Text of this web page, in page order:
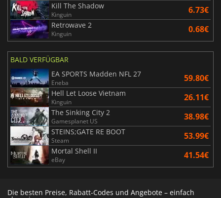
Kill The Shadow
Kinguin 6.73€
Retrowave 2
Kinguin 0.68€
BALD VERFÜGBAR
EA SPORTS Madden NFL 27
Eneba 59.80€
Hell Let Loose Vietnam
Kinguin 26.11€
The Sinking City 2
Gamesplanet US 38.98€
STEINS;GATE RE BOOT
Steam 53.99€
Mortal Shell II
eBay 41.54€
Die besten Preise, Rabatt-Codes und Angebote – einfach